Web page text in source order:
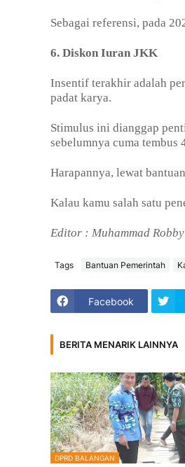
Sebagai referensi, pada
6. Diskon Iuran JKK
Insentif terakhir adalah
padat karya.
Stimulus ini dianggap
sebelumnya cuma tembus
Harapannya, lewat
Kalau kamu salah satu
Editor : Muhammad Robby
Tags Bantuan Pemerintah
Facebook
BERITA MENARIK LAINNYA
DPRD BALANGAN